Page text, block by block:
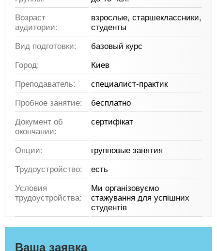
Возраст
аудитории:
взрослые, старшеклассники,
студенты
Вид подготовки:
базовый курс
Город:
Киев
Преподаватель:
специалист-практик
Пробное занятие:
бесплатно
Документ об
окончании:
сертифікат
Опции:
групповые занятия
Трудоустройство:
есть
Условия
трудоустройства:
Ми організовуємо
стажування для успішних
студентів
Ваша заявка